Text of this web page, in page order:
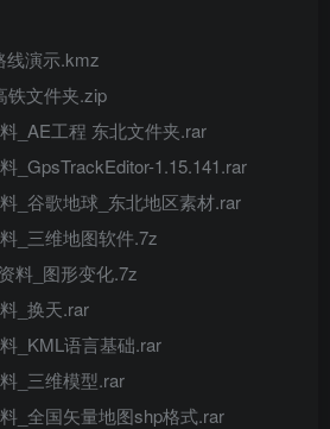
线演示.kmz
铁文件夹.zip
_AE工程 东北文件夹.rar
_GpsTrackEditor-1.15.141.rar
_谷歌地球_东北地区素材.rar
_三维地图软件.7z
料_图形变化.7z
_换天.rar
_KML语言基础.rar
_三维模型.rar
_全国矢量地图shp格式.rar